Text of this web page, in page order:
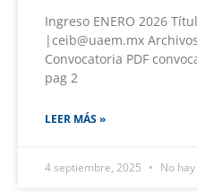
Ingreso ENERO 2026
|ceib@uaem.mx
Convocatoria PDF
pag 2
LEER MÁS »
4 septiembre, 2025 No